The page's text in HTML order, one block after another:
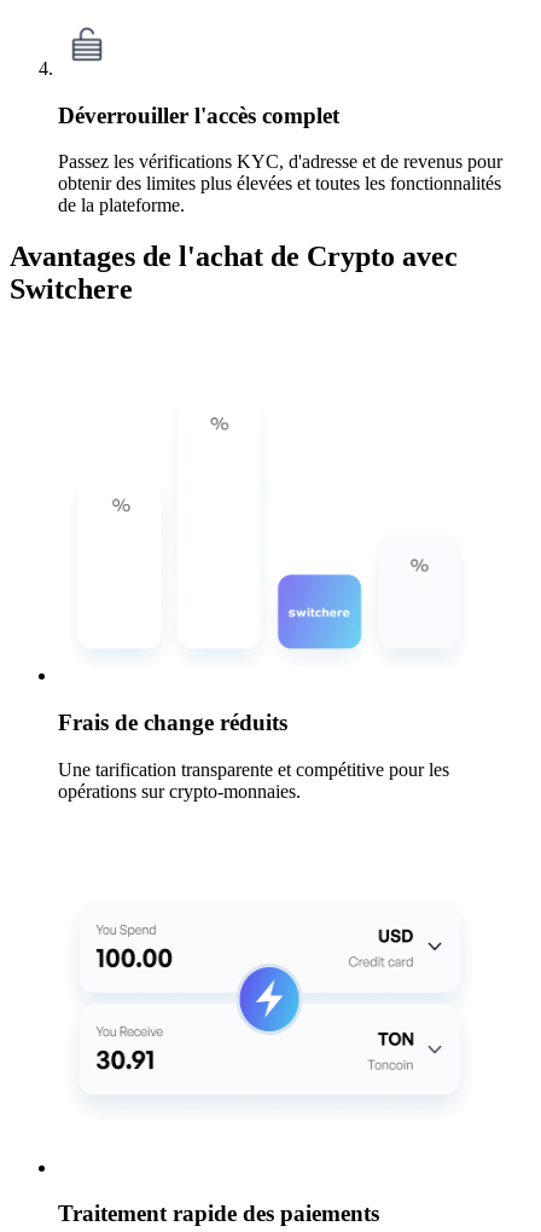
Déverrouiller l'accès complet
Passez les vérifications KYC, d'adresse et de revenus pour
obtenir des limites plus élevées et toutes les fonctionnalités
de la plateforme.
Avantages de l'achat de Crypto avec
Switchere
Frais de change réduits
Une tarification transparente et compétitive pour les
opérations sur crypto-monnaies.
Traitement rapide des paiements